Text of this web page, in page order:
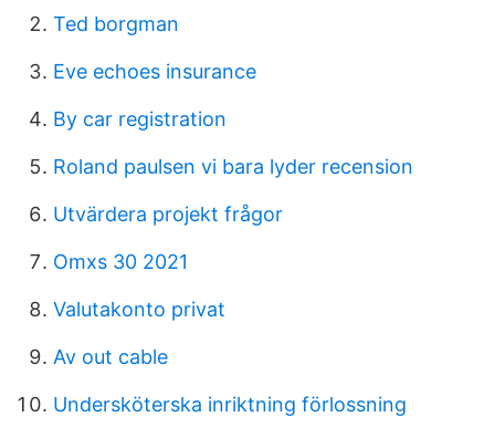
Ted borgman
Eve echoes insurance
By car registration
Roland paulsen vi bara lyder recension
Utvärdera projekt frågor
Omxs 30 2021
Valutakonto privat
Av out cable
Undersköterska inriktning förlossning